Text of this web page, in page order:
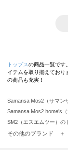
トップスの商品一覧です。
イテムを取り揃えており
の商品も充実！
Samansa Mos2（サマン
Samansa Mos2 home's
SM2（エスエムツー）の
TSUHARU by Samansa
その他のブランド ＋